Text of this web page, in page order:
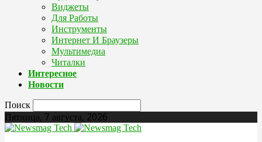
Виджеты
Для Работы
Инструменты
Интернет И Браузеры
Мультимедиа
Читалки
Интересное
Новости
Поиск
Пятница, 7 августа, 2026